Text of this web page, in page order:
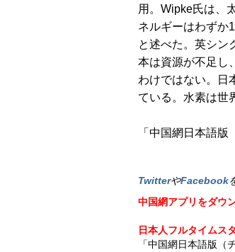
用。Wipke氏は、
ネルギーはわずか
と述べた。英シン
本は資源が不足し
わけではない。日
ている。水素は世
「中国網日本語
TwitterやFacebook
中国網アプリをダウ
日本人フルタイムス
「中国網日本語版